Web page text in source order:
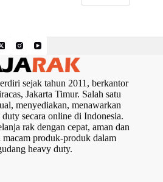
sejak tahun 2011, berkantor
Jakarta Timur. Salah satu
menyediakan, menawarkan
secara online di Indonesia.
rak dengan cepat, aman dan
macam produk-produk dalam
heavy duty.